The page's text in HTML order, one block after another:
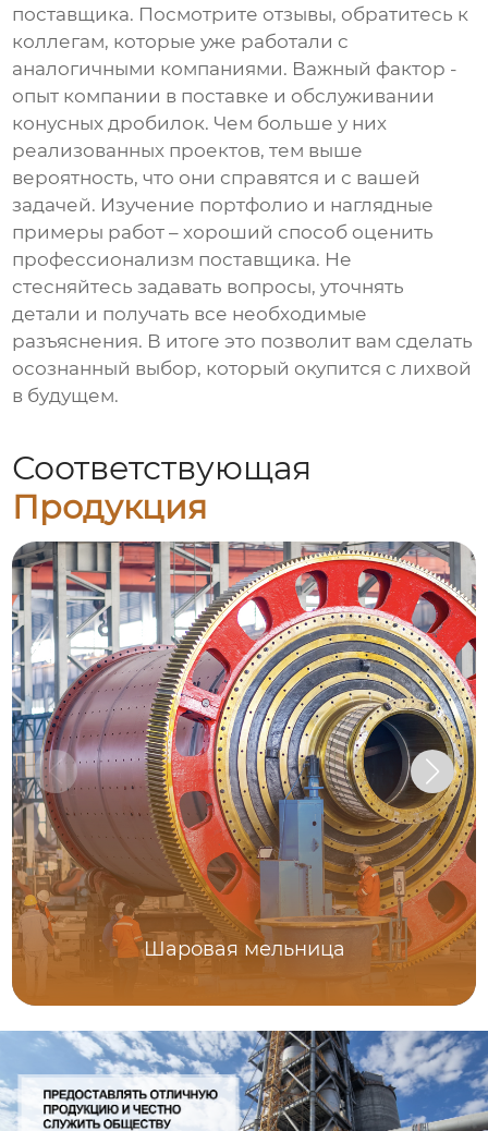
поставщика. Посмотрите отзывы, обратитесь к
коллегам, которые уже работали с
аналогичными компаниями. Важный фактор -
опыт компании в поставке и обслуживании
конусных дробилок. Чем больше у них
реализованных проектов, тем выше
вероятность, что они справятся и с вашей
задачей. Изучение портфолио и наглядные
примеры работ – хороший способ оценить
профессионализм поставщика. Не
стесняйтесь задавать вопросы, уточнять
детали и получать все необходимые
разъяснения. В итоге это позволит вам сделать
осознанный выбор, который окупится с лихвой
в будущем.
Соответствующая
Продукция
Шаровая мельница